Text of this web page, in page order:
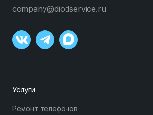
company@diodservice.ru
Услуги
Ремонт телефонов